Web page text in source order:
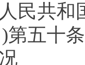
民共和
第五十